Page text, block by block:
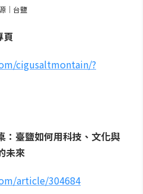
｜台鹽
頁
cigusaltmontain/?
：臺鹽如何用科技、文化與
未來
article/304684